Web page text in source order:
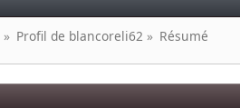
» Profil de blancoreli62 » Résumé